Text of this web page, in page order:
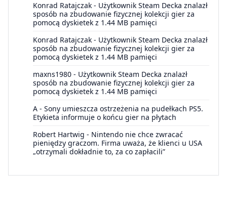
Konrad Ratajczak - Użytkownik Steam Decka znalazł
sposób na zbudowanie fizycznej kolekcji gier za
pomocą dyskietek z 1.44 MB pamięci
Konrad Ratajczak - Użytkownik Steam Decka znalazł
sposób na zbudowanie fizycznej kolekcji gier za
pomocą dyskietek z 1.44 MB pamięci
maxns1980 - Użytkownik Steam Decka znalazł
sposób na zbudowanie fizycznej kolekcji gier za
pomocą dyskietek z 1.44 MB pamięci
A - Sony umieszcza ostrzeżenia na pudełkach PS5.
Etykieta informuje o końcu gier na płytach
Robert Hartwig - Nintendo nie chce zwracać
pieniędzy graczom. Firma uważa, że klienci u USA
„otrzymali dokładnie to, za co zapłacili”